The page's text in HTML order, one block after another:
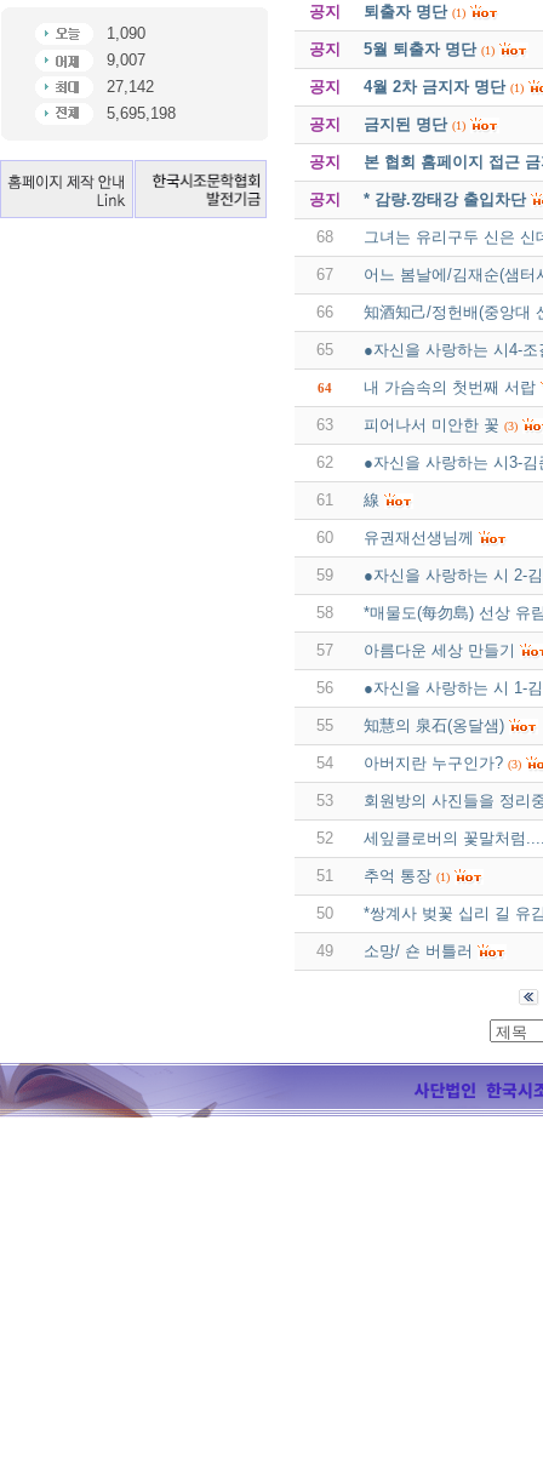
1,090
9,007
27,142
5,695,198
공지 퇴출자 명단 (1)
공지 5월 퇴출자 명단 (1)
공지 4월 2차 금지자 명단 (1)
공지 금지된 명단 (1)
공지 본 협회 홈페이지 접근
공지 * 감량.깡태강 출입차단
68 그녀는 유리구두 신은 신
67 어느 봄날에/김재순(샘터
66 知酒知己/정헌배(중앙대
65 ●자신을 사랑하는 시4-
64 내 가슴속의 첫번째 서랍
63 피어나서 미안한 꽃 (3)
62 ●자신을 사랑하는 시3-
61 線
60 유권재선생님께
59 ●자신을 사랑하는 시 2-
58 *매물도(每勿島) 선상 유
57 아름다운 세상 만들기
56 ●자신을 사랑하는 시 1-
55 知慧의 泉石(옹달샘)
54 아버지란 누구인가? (3)
53 회원방의 사진들을 정리
52 세잎클로버의 꽃말처럼
51 추억 통장 (1)
50 *쌍계사 벚꽃 십리 길 유
49 소망/ 숀 버틀러